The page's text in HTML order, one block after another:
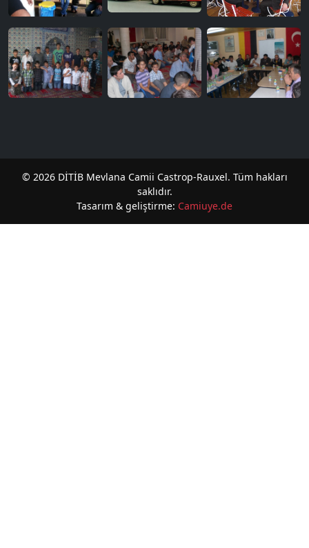
© 2026 DİTİB Mevlana Camii Castrop-Rauxel. Tüm hakları
saklıdır.
Tasarım & geliştirme: Camiuye.de